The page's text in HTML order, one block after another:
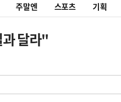
주말엔 스포츠 기획
달라"